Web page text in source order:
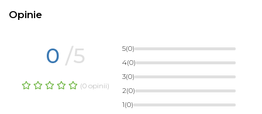
Opinie
0 /5
(0 opinii)
5(0)
4(0)
3(0)
2(0)
1(0)